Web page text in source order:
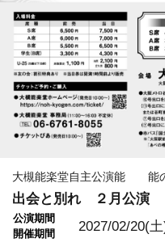
大槻能楽堂自主公演能 能
出会と別れ ２月公演
公演期間
開催期間
2027/02/20(